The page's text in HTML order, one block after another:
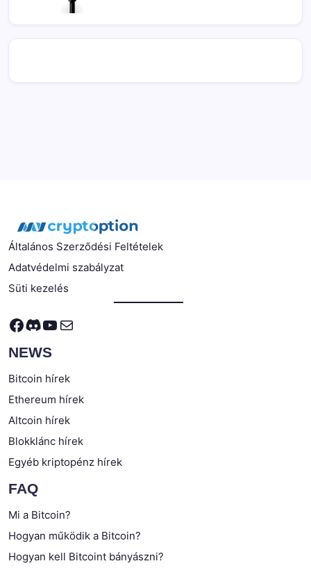
Általános Szerződési Feltételek
Adatvédelmi szabályzat
Süti kezelés
Facebook
Discord
YouTube
Mail
NEWS
Bitcoin hírek
Ethereum hírek
Altcoin hírek
Blokklánc hírek
Egyéb kriptopénz hírek
FAQ
Mi a Bitcoin?
Hogyan működik a Bitcoin?
Hogyan kell Bitcoint bányászni?